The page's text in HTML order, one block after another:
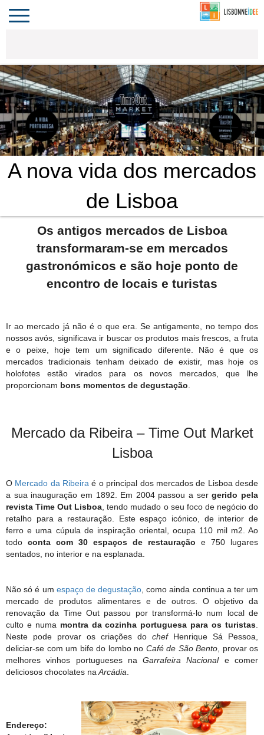
PORTUGAL
Toggle
navigation
A nova vida dos mercados
de Lisboa
Os antigos mercados de Lisboa
transformaram-se em mercados
gastronómicos e são hoje ponto de
encontro de locais e turistas
Ir ao mercado já não é o que era. Se antigamente, no tempo dos
nossos avós, significava ir buscar os produtos mais frescos, a fruta
e o peixe, hoje tem um significado diferente. Não é que os
mercados tradicionais tenham deixado de existir, mas hoje os
holofotes estão virados para os novos mercados, que lhe
proporcionam bons momentos de degustação.
Mercado da Ribeira – Time Out Market
Lisboa
O Mercado da Ribeira é o principal dos mercados de Lisboa desde
a sua inauguração em 1892. Em 2004 passou a sergerido pela
revista Time Out Lisboa, tendo mudado o seu foco de negócio do
retalho para a restauração. Este espaço icónico, de interior de
ferro e uma cúpula de inspiração oriental, ocupa 110 mil m2. Ao
todo conta com 30 espaços de restauração e 750 lugares
sentados, no interior e na esplanada.
Não só é um espaço de degustação, como ainda continua a ter um
mercado de produtos alimentares e de outros. O objetivo da
renovação da Time Out passou por transformá-lo num local de
culto e numa montra da cozinha portuguesa para os turistas.
Neste pode provar os criações do chef Henrique Sá Pessoa,
deliciar-se com um bife do lombo no Café de São Bento, provar os
melhores vinhos portugueses naGarrafeira Nacionale comer
deliciosos chocolates naArcádia.
Endereço: